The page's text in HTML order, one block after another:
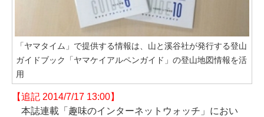
「ヤマタイム」で提供する情報は、山と溪谷社が発行する登山
ガイドブック「ヤマケイアルペンガイド」の登山地図情報を活
用
【追記 2014/7/17 13:00】
本誌連載「趣味のインターネットウォッチ」におい